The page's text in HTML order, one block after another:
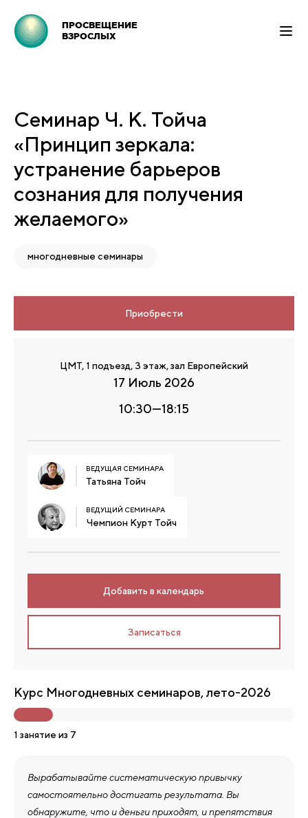
ПРОСВЕЩЕНИЕ
ВЗРОСЛЫХ
Семинар Ч. К. Тойча
«Принцип зеркала:
устранение барьеров
сознания для получения
желаемого»
многодневные семинары
Приобрести
ЦМТ, 1 подъезд, 3 этаж, зал Европейский
17 Июль 2026
10:30—18:15
ВЕДУЩАЯ СЕМИНАРА
Татьяна Тойч
ВЕДУЩИЙ СЕМИНАРА
Чемпион Курт Тойч
Добавить в календарь
Записаться
Курс Многодневных семинаров, лето-2026
1 занятие из 7
Вырабатывайте систематическую привычку
самостоятельно достигать результата. Вы
обнаружите, что и деньги приходят, и препятствия